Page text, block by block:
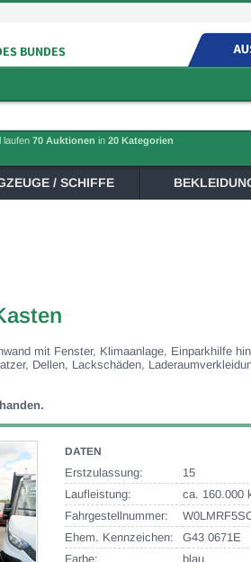
laufen 70 Auktionen in 20 Kategorien
/ SCHIFFE
mit Fenster, Klimaanlage, Einparkhilfe
Dellen, Lackschäden,
DATEN
Erstzulassung:
15
Laufleistung:
ca. 160.000
Fahrgestellnummer:
Ehem. Kennzeichen:
G43 0671E
Farbe:
blau